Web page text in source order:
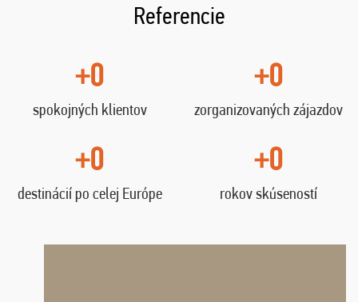
Referencie
+0
spokojných klientov
+0
zorganizovaných zájazdov
+0
destinácií po celej Európe
+0
rokov skúseností